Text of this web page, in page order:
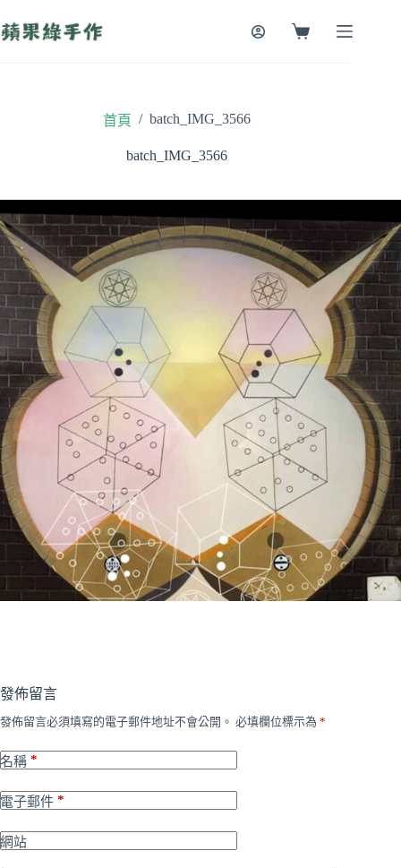
至
購
首頁 / batch_IMG_3566
batch_IMG_3566
發佈留言
發佈留言必須填寫的電子郵件地址不會公開。 必填欄位標示為 *
名稱 *
電子郵件 *
網站